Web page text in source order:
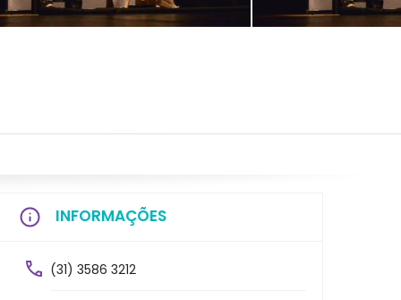
INFORMAÇÕES
(31) 3586 3212